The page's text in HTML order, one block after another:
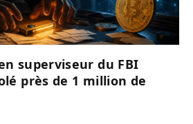
superviseur du FBI
près de 1 million de